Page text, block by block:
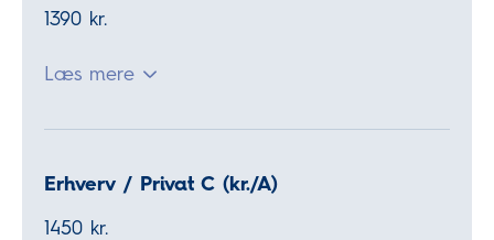
1390 kr.
Læs mere
Erhverv / Privat C (kr./A)
1450 kr.